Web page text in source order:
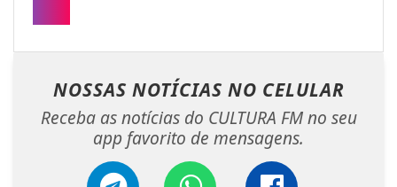
NOSSAS NOTÍCIAS NO CELULAR
Receba as notícias do CULTURA FM no seu
app favorito de mensagens.